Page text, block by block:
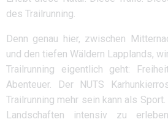
des Trailrunning.
Denn genau hier, zwischen
und den tiefen Wäldern Lapplands,
Trailrunning eigentlich geht:
Abenteuer. Der NUTS
Trailrunning mehr sein kann als
Landschaften intensiv zu